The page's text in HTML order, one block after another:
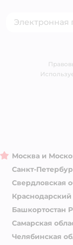
Москва и
Санкт-
Свердловская
Краснодарский
Башкортостан
Самарская
Челябинская